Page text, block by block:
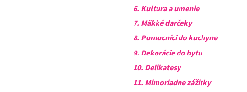
6. Kultura a umenie
7.Mäkké darčeky
8. Pomocníci do kuchyne
9. Dekorácie do bytu
10. Delikatesy
11.Mimoriadne zážitky